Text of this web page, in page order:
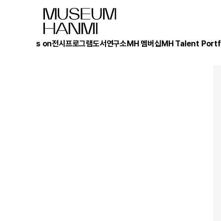
What's on전시 프로그램도서 연구소MH 멤버십MH Talent